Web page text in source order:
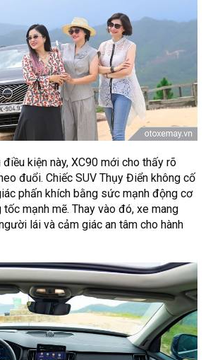
kiện này, XC90 mới cho thấy rõ
đuổi. Chiếc SUV Thụy Điển không cố
phấn khích bằng sức mạnh động cơ
tốc mạnh mẽ. Thay vào đó, xe mang
lái và cảm giác an tâm cho hành